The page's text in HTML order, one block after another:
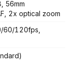
56mm
2x optical zoom
60/120fps,